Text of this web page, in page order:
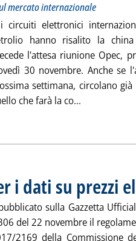
mercato internazionale
circuiti elettronici
hanno risalito la
l'attesa riunione Opec,
30 novembre. Anche se
settimana, circolano
che farà la co...
i dati su prezzi
sulla Gazzetta
del 22 novembre il
2169 della Commissione